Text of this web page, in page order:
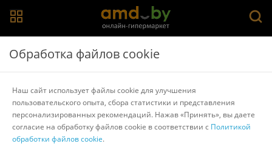
Главная > Каталог товаров Колпаки и заглушки на диски
Versaco
Набор колпаков на диски Versaco Stratos RC 16"
16STRATOSRCBS (4шт, черный/серебристый)
Другие товары Versaco
Обработка файлов cookie
Наш сайт использует файлы cookie для улучшения
пользовательского опыта, сбора статистики и представления
персонализированных рекомендаций. Нажав «Принять», вы даете
согласие на обработку файлов cookie в соответствии с Политикой
обработки файлов cookie.